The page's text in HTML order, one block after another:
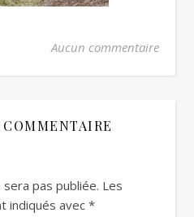
Aucun commentaire
pas publiée. Les
indiqués avec *